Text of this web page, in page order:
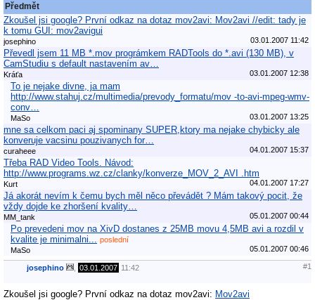
Předmět
Zkoušel jsi google? První odkaz na dotaz mov2avi: Mov2avi //edit: tady je
k tomu GUI: mov2avigui
josephino 03.01.2007 11:42
Převedl jsem 11 MB *.mov prográmkem RADTools do *.avi (130 MB), v
CamStudiu s default nastavením av…
Kráťa 03.01.2007 12:38
To je nejake divne, ja mam
http://www.stahuj.cz/multimedia/prevody_formatu/mov -to-avi-mpeg-wmv-
conv…
MaSo 03.01.2007 13:25
mne sa celkom paci aj spominany SUPER,ktory ma nejake chybicky ale
konveruje vacsinu pouzivanych for…
curaheee 04.01.2007 15:37
Třeba RAD Video Tools. Návod:
http://www.programs.wz.cz/clanky/konverze_MOV_2_AVI .htm
Kurt 04.01.2007 17:27
Já akorát nevím k čemu bych měl něco převádět ? Mám takový pocit, že
vždy dojde ke zhoršení kvality…
MM_tank 05.01.2007 00:44
Po prevedeni mov na XivD dostanes z 25MB movu 4,5MB avi a rozdil v
kvalite je minimalni...
poslední
MaSo
05.01.2007 00:46
josephino 03.01.2007 11:42 #1
Zkoušel jsi google? První odkaz na dotaz mov2avi: Mov2avi